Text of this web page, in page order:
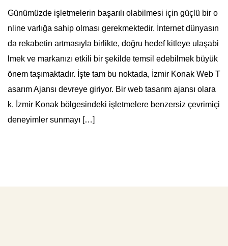
Günümüzde işletmelerin başarılı olabilmesi için güçlü bir o
nline varlığa sahip olması gerekmektedir. İnternet dünyasın
da rekabetin artmasıyla birlikte, doğru hedef kitleye ulaşabi
lmek ve markanızı etkili bir şekilde temsil edebilmek büyük
önem taşımaktadır. İşte tam bu noktada, İzmir Konak Web T
asarım Ajansı devreye giriyor. Bir web tasarım ajansı olara
k, İzmir Konak bölgesindeki işletmelere benzersiz çevrimiçi
deneyimler sunmayı […]